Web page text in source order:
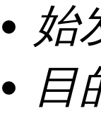
始
目